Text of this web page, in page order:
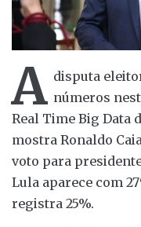
A disputa
números
Real Time Big Data
mostra Ronaldo
voto para
Lula aparece com
registra 25%.